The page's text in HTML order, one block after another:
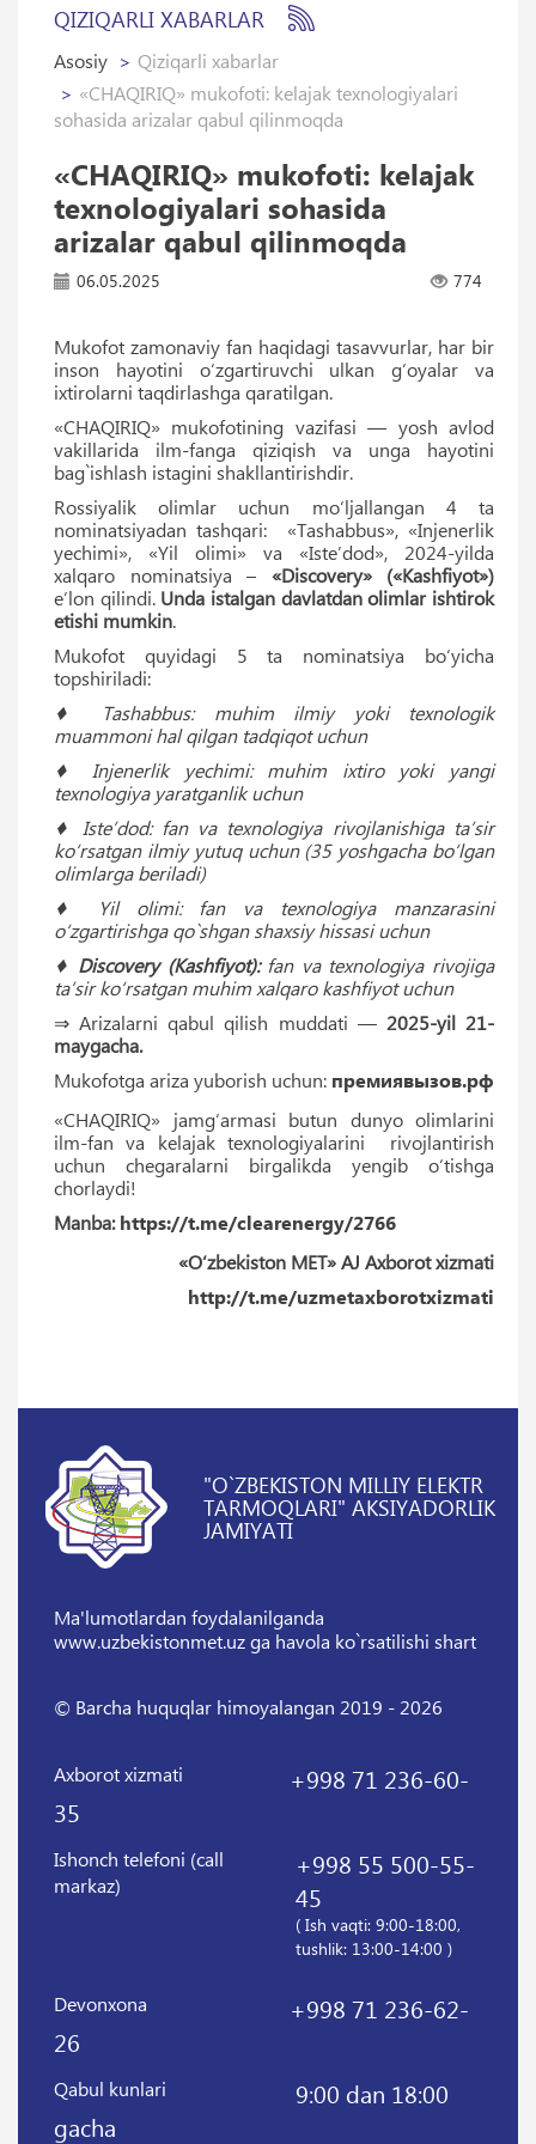
QIZIQARLI XABARLAR
Asosiy
Qiziqarli xabarlar
«CHAQIRIQ» mukofoti: kelajak texnologiyalari
sohasida arizalar qabul qilinmoqda
«CHAQIRIQ» mukofoti: kelajak
texnologiyalari sohasida
arizalar qabul qilinmoqda
06.05.2025 774
Mukofot zamonaviy fan haqidagi tasavvurlar, har bir
inson hayotini o‘zgartiruvchi ulkan g‘oyalar va
ixtirolarni taqdirlashga qaratilgan.
«CHAQIRIQ» mukofotining vazifasi — yosh avlod
vakillarida ilm-fanga qiziqish va unga hayotini
bag`ishlash istagini shakllantirishdir.
Rossiyalik olimlar uchun mo‘ljallangan 4 ta
nominatsiyadan tashqari: «Tashabbus», «Injenerlik
yechimi», «Yil olimi» va «Isteʼdod», 2024-yilda
xalqaro nominatsiya – «Discovery» («Kashfiyot»)
eʼlon qilindi. Unda istalgan davlatdan olimlar ishtirok
etishi mumkin.
Mukofot quyidagi 5 ta nominatsiya bo‘yicha
topshiriladi:
♦ Tashabbus: muhim ilmiy yoki texnologik
muammoni hal qilgan tadqiqot uchun
♦ Injenerlik yechimi: muhim ixtiro yoki yangi
texnologiya yaratganlik uchun
♦ Isteʼdod: fan va texnologiya rivojlanishiga ta’sir
ko‘rsatgan ilmiy yutuq uchun (35 yoshgacha bo‘lgan
olimlarga beriladi)
♦ Yil olimi: fan va texnologiya manzarasini
o‘zgartirishga qo`shgan shaxsiy hissasi uchun
♦ Discovery (Kashfiyot):fan va texnologiya rivojiga
ta’sir ko‘rsatgan muhim xalqaro kashfiyot uchun
⇒ Arizalarni qabul qilish muddati — 2025-yil 21-
maygacha.
Mukofotga ariza yuborish uchun: премиявызов.рф
«CHAQIRIQ» jamgʻarmasi butun dunyo olimlarini
ilm-fan va kelajak texnologiyalarini rivojlantirish
uchun chegaralarni birgalikda yengib oʻtishga
chorlaydi!
Manba: https://t.me/clearenergy/2766
«O‘zbekiston MET» AJ Axborot xizmati
http://t.me/uzmetaxborotxizmati
"O`ZBEKISTON MILLIY ELEKTR
TARMOQLARI" AKSIYADORLIK
JAMIYATI
Ma'lumotlardan foydalanilganda
www.uzbekistonmet.uz ga havola ko`rsatilishi shart
© Barcha huquqlar himoyalangan 2019 - 2026
Axborot xizmati
+998 71 236-60-
35
Ishonch telefoni (call
markaz)
+998 55 500-55-
45
( Ish vaqti: 9:00-18:00,
tushlik: 13:00-14:00 )
Devonxona
+998 71 236-62-
26
Qabul kunlari
9:00 dan 18:00
gacha